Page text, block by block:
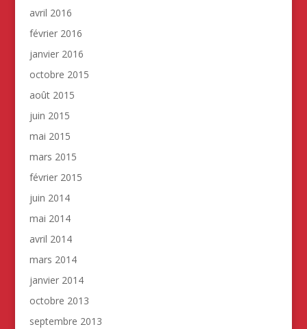
avril 2016
février 2016
janvier 2016
octobre 2015
août 2015
juin 2015
mai 2015
mars 2015
février 2015
juin 2014
mai 2014
avril 2014
mars 2014
janvier 2014
octobre 2013
septembre 2013